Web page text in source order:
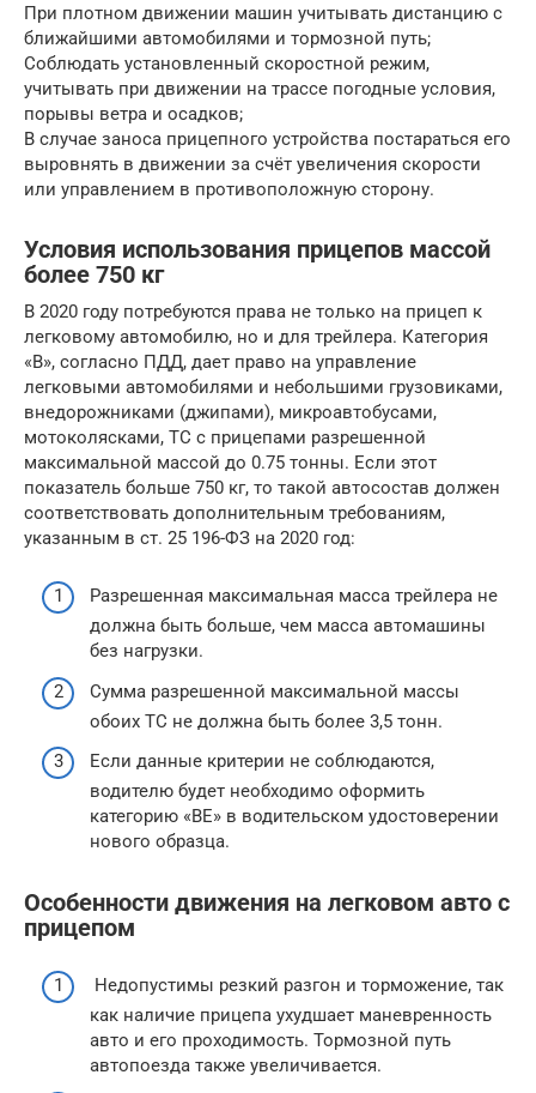
При плотном движении машин учитывать дистанцию с
ближайшими автомобилями и тормозной путь;
Соблюдать установленный скоростной режим,
учитывать при движении на трассе погодные условия,
порывы ветра и осадков;
В случае заноса прицепного устройства постараться его
выровнять в движении за счёт увеличения скорости
или управлением в противоположную сторону.
Условия использования прицепов массой
более 750 кг
В 2020 году потребуются права не только на прицеп к
легковому автомобилю, но и для трейлера. Категория
«В», согласно ПДД, дает право на управление
легковыми автомобилями и небольшими грузовиками,
внедорожниками (джипами), микроавтобусами,
мотоколясками, ТС с прицепами разрешенной
максимальной массой до 0.75 тонны. Если этот
показатель больше 750 кг, то такой автосостав должен
соответствовать дополнительным требованиям,
указанным в ст. 25 196-ФЗ на 2020 год:
Разрешенная максимальная масса трейлера не
должна быть больше, чем масса автомашины
без нагрузки.
Сумма разрешенной максимальной массы
обоих ТС не должна быть более 3,5 тонн.
Если данные критерии не соблюдаются,
водителю будет необходимо оформить
категорию «ВЕ» в водительском удостоверении
нового образца.
Особенности движения на легковом авто с
прицепом
Недопустимы резкий разгон и торможение, так
как наличие прицепа ухудшает маневренность
авто и его проходимость. Тормозной путь
автопоезда также увеличивается.